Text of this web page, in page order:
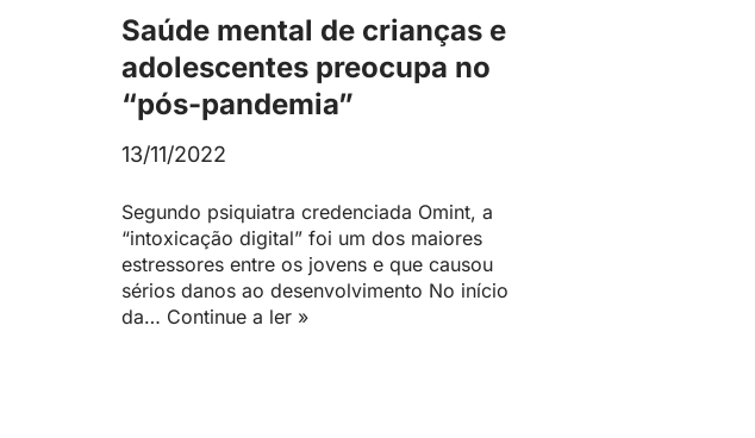
Saúde mental de crianças e
adolescentes preocupa no
“pós-pandemia”
13/11/2022
Segundo psiquiatra credenciada Omint, a
“intoxicação digital” foi um dos maiores
estressores entre os jovens e que causou
sérios danos ao desenvolvimento No início
da… Continue a ler »